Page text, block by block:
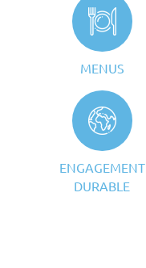
MENUS
ENGAGEMENT
DURABLE